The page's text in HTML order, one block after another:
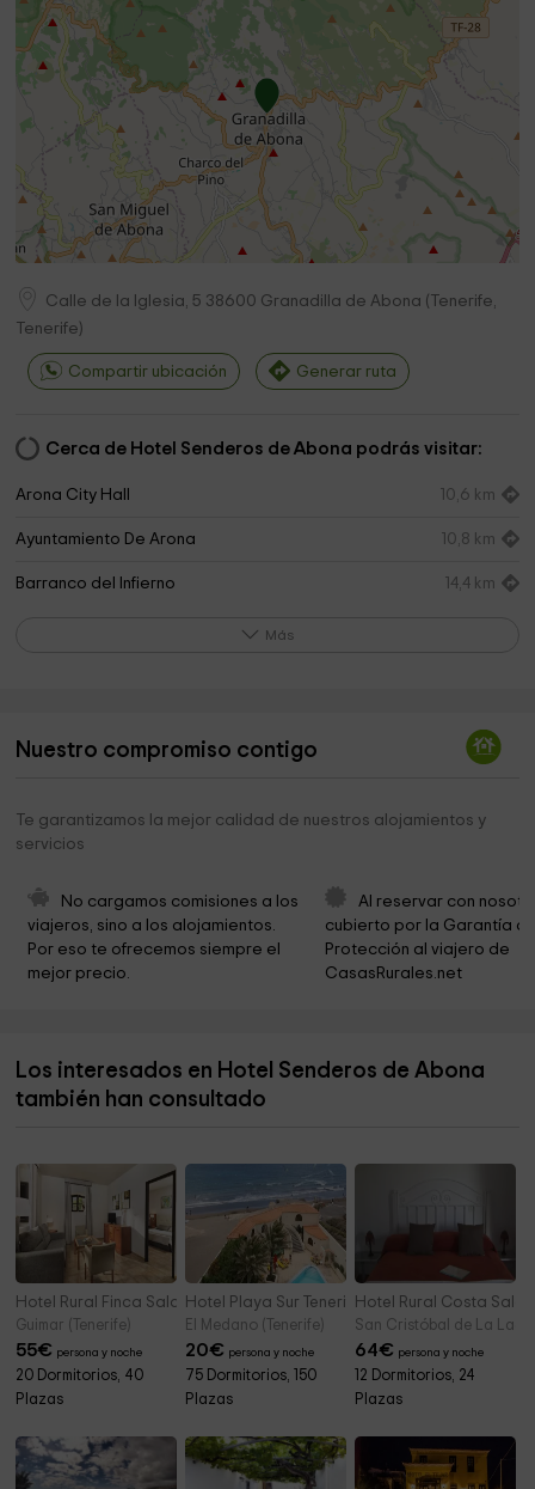
Calle de la Iglesia, 5 38600 Granadilla de Abona (
Tenerife,
Tenerife)
Compartir ubicación Generar ruta
Cerca de Hotel Senderos de Abona podrás visitar:
Arona City Hall 10,6 km
Ayuntamiento De Arona 10,8 km
Barranco del Infierno 14,4 km
Cementerio Municipal de Adeje 14,9 km
Parroquia Santa Ursula
zeroGround
Adeje Ayuntamiento
Dolphin Embassy 16,5 km
Iglesia de Ntra. Sra. del Carmen 18,8 km
Más
Nuestro compromiso contigo
Te garantizamos la mejor calidad de nuestros alojamientos y
servicios
No cargamos comisiones a los
viajeros, sino a los alojamientos.
Por eso te ofrecemos siempre el
mejor precio.
Al reservar con
cubierto por la Garantía
Protección al viajero de
CasasRurales.net
Los interesados en Hotel Senderos de Abona
también han consultado
Hotel Rural Finca Salamanca
Guimar (Tenerife)
55€ persona y noche
20 Dormitorios, 40
Plazas
Hotel Playa Sur Tenerife
El Medano (Tenerife)
20€ persona y noche
75 Dormitorios, 150
Plazas
Hotel Rural Costa
San Cristóbal de La
64€ persona y noche
12 Dormitorios, 24
Plazas